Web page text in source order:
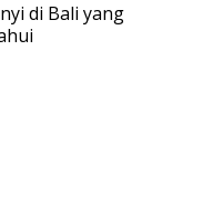
di Bali yang